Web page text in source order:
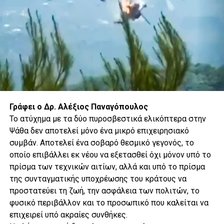
παραμένουν ορατά. Με άλλα λόγια, η κατοχή
δεν είναι παρελθόν. Είναι παρούσα
πραγματικότητα.
Το πιο αιχμηρό σημείο του άρθρου αφορά τη
λιθουανική εμπλοκή. Η Staponkutė αναφέρεται
σε Λιθουανούς που αγοράζουν ακίνητα στα
Κατεχόμενα, ακόμη και ανθρώπους που
εργάζονται στις Βρυξέλλες, οι οποίοι φτάνουν
στην Κυπριακή Δημοκρατία μέσω Λάρνακας και
στη συνέχεια περνούν από τα οδοφράγματα
προς τον βορρά, αξιοποιώντας, όπως
σημειώνει, τη νομιμότητα της Ευρωπαϊκής
Ένωσης για να κινηθούν προς μια περιοχή που
δεν αναγνωρίζεται ούτε από τον ΟΗΕ ούτε από
την ίδια την ΕΕ.
Με σκληρή γλώσσα, η αρθρογράφος σχολιάζει
Γράφει ο Δρ. Αλέξιος Παναγόπουλος
Το ατύχημα με τα δύο πυροσβεστικά ελικόπτερα στην
Ψάθα δεν αποτελεί μόνο ένα μικρό επιχειρησιακό
συμβάν. Αποτελεί ένα σοβαρό θεσμικό γεγονός, το
οποίο επιβάλλει εκ νέου να εξετασθεί όχι μόνον υπό το
πρίσμα των τεχνικών αιτίων, αλλά και υπό το πρίσμα
της συνταγματικής υποχρέωσης του κράτους να
προστατεύει τη ζωή, την ασφάλεια των πολιτών, το
φυσικό περιβάλλον και το προσωπικό που καλείται να
επιχειρεί υπό ακραίες συνθήκες.